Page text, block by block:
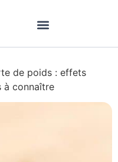
de poids : effets
à connaître